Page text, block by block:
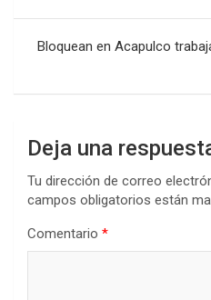
entradas
Bloquean en Acapulco
Deja una
Tu dirección de correo
campos obligatorios están
Comentario *